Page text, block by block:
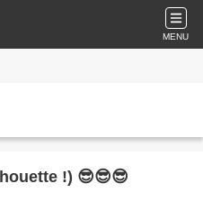
MENU
!) 😎😎😎